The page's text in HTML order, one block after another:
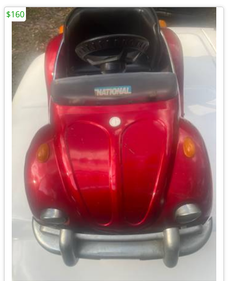
$160